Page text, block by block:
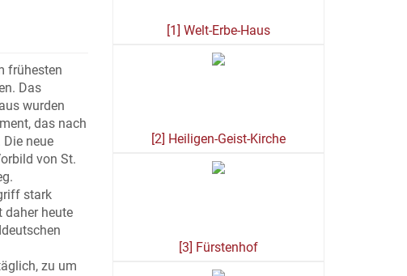
frühesten
Das
wurden
das nach
neue
von St.
stark
daher heute
zu um
[1] Welt-Erbe-Haus
[2] Heiligen-Geist-Kirche
[3] Fürstenhof